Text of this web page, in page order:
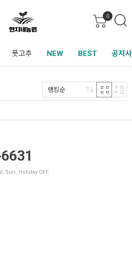
0
풋고추 NEW BEST 공지
랭킹순
Sun, Holiday OFF